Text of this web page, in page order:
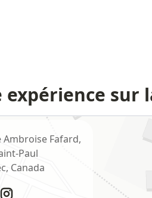
expérience sur
Ambroise Fafard,
Paul
, Canada